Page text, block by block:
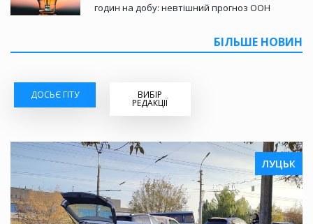
годин на добу: невтішний прогноз ООН
БІЛЬШЕ НОВИН
ДОСЬЄ ГІТУ ВИБІР
РЕДАКЦІЇ
ЛУЦЬК